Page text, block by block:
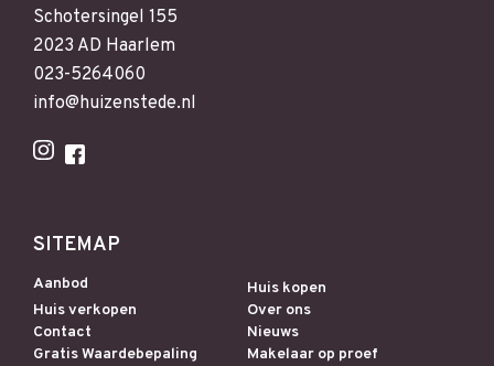
Schotersingel 155
2023 AD Haarlem
023-5264060
info@huizenstede.nl
SITEMAP
Aanbod
Huis kopen
Huis verkopen
Over ons
Contact
Nieuws
Gratis Waardebepaling
Makelaar op proef